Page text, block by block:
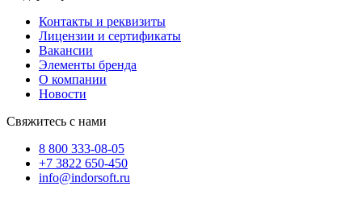
Контакты и реквизиты
Лицензии и сертификаты
Вакансии
Элементы бренда
О компании
Новости
Свяжитесь с нами
8 800 333-08-05
+7 3822 650-450
info@indorsoft.ru